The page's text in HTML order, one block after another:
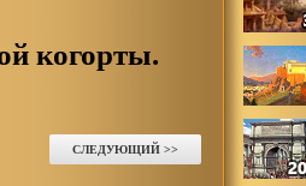
когорты.
СЛЕДУЮЩИЙ >>